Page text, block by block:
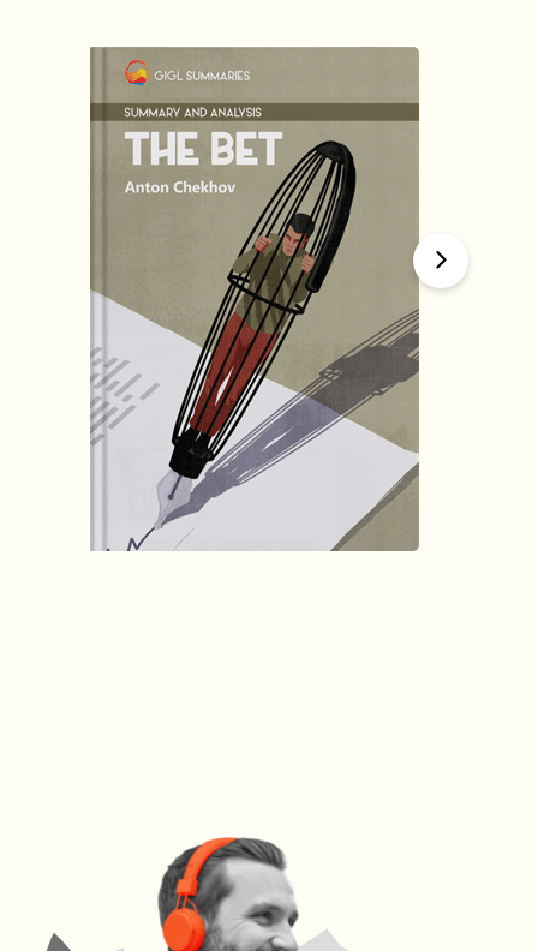
हिंदी (Hindi)
The Bet
Anton Chekhov
1634
Summary by
GIGLER
1622083 1622083